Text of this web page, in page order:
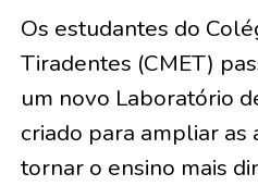
Os estudantes do
Tiradentes (CMET)
um novo Laboratório
criado para ampliar as
tornar o ensino mais